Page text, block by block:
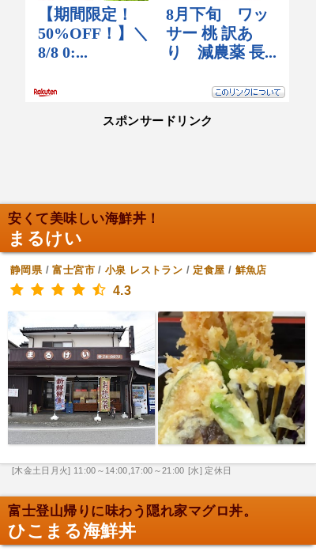
スポンサードリンク
安くて美味しい海鮮丼！
まるけい
静岡県/富士宮市/小泉 レストラン / 定食屋 / 鮮魚店
4.3
[木金土日月火] 11:00～14:00,17:00～21:00 [水] 定休日
富士登山帰りに味わう隠れ家マグロ丼。
ひこまる海鮮丼